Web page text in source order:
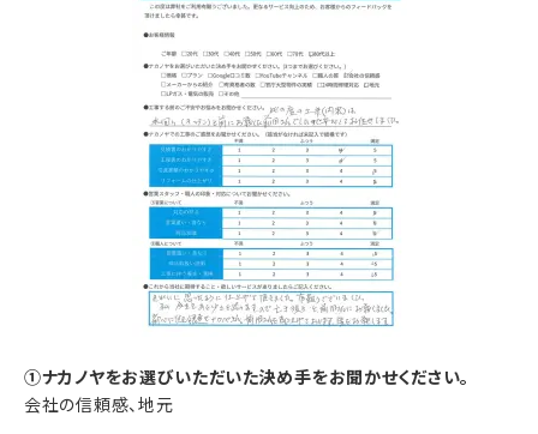
①ナカノヤをお選びいただいた決め手をお聞かせください。
会社の信頼感、地元